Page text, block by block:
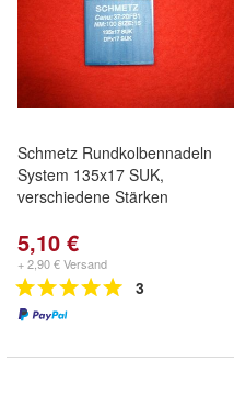
Schmetz Rundkolbennadeln
System 135x17 SUK,
verschiedene Stärken
5,10 €
+ 2,90 € Versand
3